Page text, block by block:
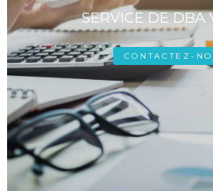
SERVICE DE DBA
CONTACTEZ-